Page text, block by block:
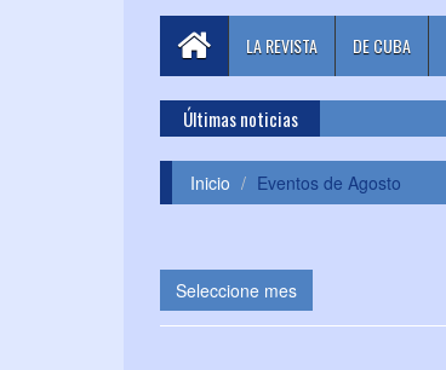
LA REVISTA DE CUBA
Últimas noticias
Inicio Eventos de Agosto
Seleccione mes